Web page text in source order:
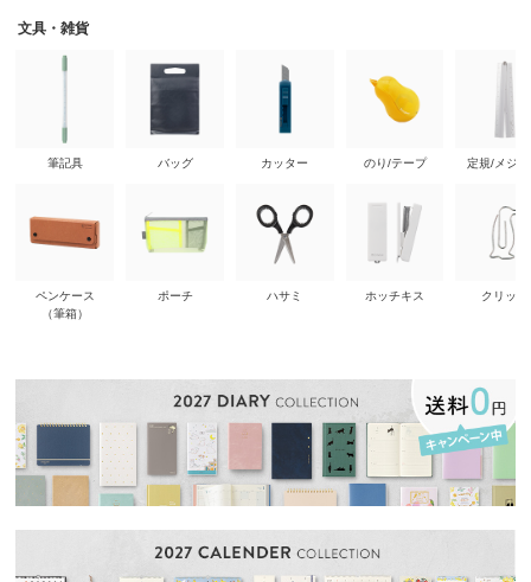
文具・雑貨
筆記具
ペンケース
（筆箱）
バッグ
ポーチ
カッター
ハサミ
のり/テープ
ホッチキス
定規/メジ
クリップ